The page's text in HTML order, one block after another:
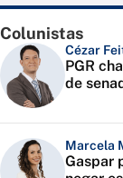
Colunistas
Cézar
PGR
de
Marcela
Gaspar